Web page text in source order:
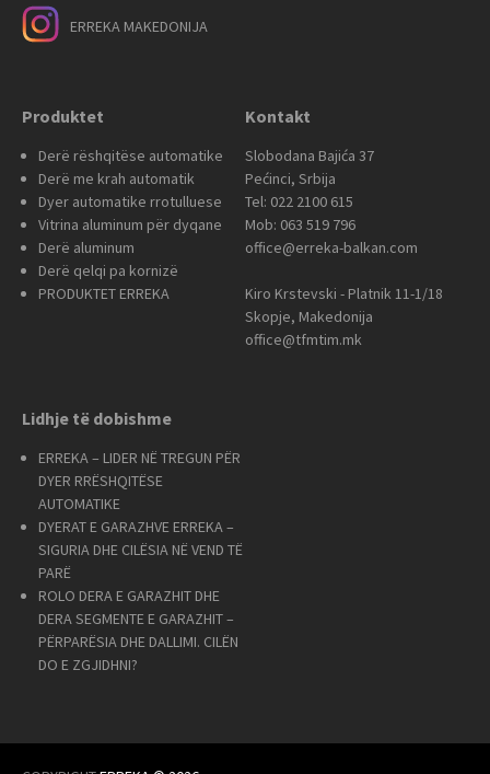
ERREKA MAKEDONIJA
Produktet
Derë rëshqitëse automatike
Derë me krah automatik
Dyer automatike rrotulluese
Vitrina aluminum për dyqane
Derë aluminum
Derë qelqi pa kornizë
PRODUKTET ERREKA
Kontakt
Slobodana Bajića 37
Pećinci, Srbija
Tel: 022 2100 615
Mob: 063 519 796
office@erreka-balkan.com
Kiro Krstevski - Platnik 11-1/18
Skopje, Makedonija
office@tfmtim.mk
Lidhje të dobishme
ERREKA – LIDER NË TREGUN PËR
DYER RRËSHQITËSE
AUTOMATIKE
DYERAT E GARAZHVE ERREKA –
SIGURIA DHE CILËSIA NË VEND TË
PARË
ROLO DERA E GARAZHIT DHE
DERA SEGMENTE E GARAZHIT –
PËRPARËSIA DHE DALLIMI. CILËN
DO E ZGJIDHNI?